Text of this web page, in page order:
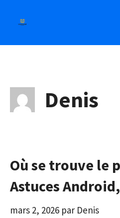
Denis
Où se trouve le
Astuces
mars 2, 2026 par Denis